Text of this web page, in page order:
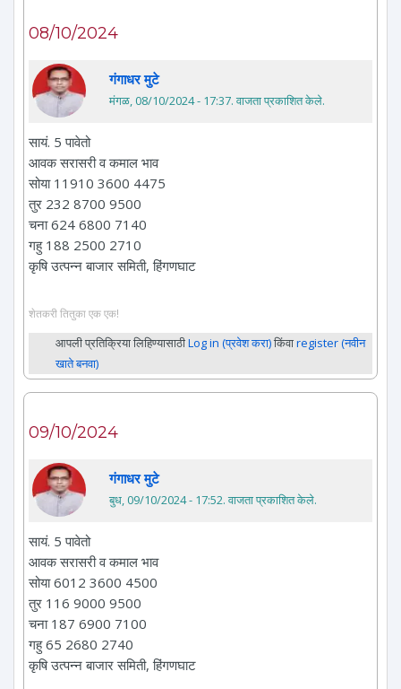
08/10/2024
गंगाधर मुटे
मंगळ, 08/10/2024 - 17:37. वाजता प्रकाशित केले.
सायं. 5 पावेतो
आवक सरासरी व कमाल भाव
सोया 11910 3600 4475
तुर 232 8700 9500
चना 624 6800 7140
गहु 188 2500 2710
कृषि उत्पन्न बाजार समिती, हिंगणघाट
शेतकरी तितुका एक एक!
आपली प्रतिक्रिया लिहिण्यासाठीLog in (प्रवेश करा)किंवाregister (नवीन
खाते बनवा)
09/10/2024
गंगाधर मुटे
बुध, 09/10/2024 - 17:52. वाजता प्रकाशित केले.
सायं. 5 पावेतो
आवक सरासरी व कमाल भाव
सोया 6012 3600 4500
तुर 116 9000 9500
चना 187 6900 7100
गहु 65 2680 2740
कृषि उत्पन्न बाजार समिती, हिंगणघाट